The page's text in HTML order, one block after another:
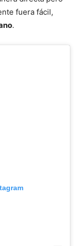
fuera fácil,
.